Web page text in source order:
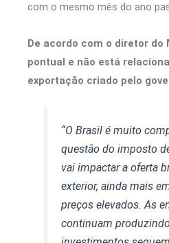
com o mesmo mês do ano
De acordo com o diretor do
pontual e não está
exportação criado pelo
“O Brasil é muito
questão do imposto
vai impactar a oferta
exterior, ainda mais
preços elevados. As
continuam